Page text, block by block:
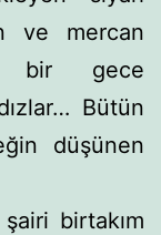
ve mercan
bir gece
Bütün
düşünen
birtakım